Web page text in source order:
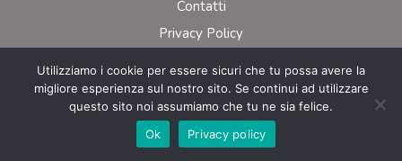
Contatti
Privacy Policy
© AIEOP – Tutti i diritti riservati
Utilizziamo i cookie per essere sicuri che tu possa avere la
migliore esperienza sul nostro sito. Se continui ad utilizzare
questo sito noi assumiamo che tu ne sia felice.
Ok
Privacy policy